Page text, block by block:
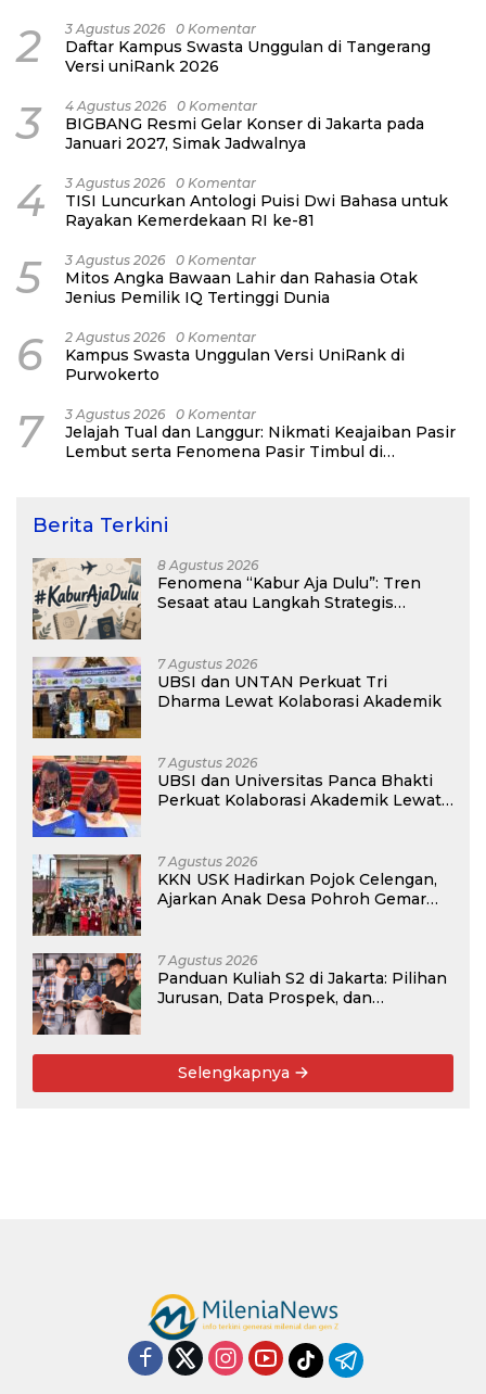
2 3 Agustus 2026 0 Komentar
Daftar Kampus Swasta Unggulan di Tangerang
Versi uniRank 2026
3 4 Agustus 2026 0 Komentar
BIGBANG Resmi Gelar Konser di Jakarta pada
Januari 2027, Simak Jadwalnya
4 3 Agustus 2026 0 Komentar
TISI Luncurkan Antologi Puisi Dwi Bahasa untuk
Rayakan Kemerdekaan RI ke-81
5 3 Agustus 2026 0 Komentar
Mitos Angka Bawaan Lahir dan Rahasia Otak
Jenius Pemilik IQ Tertinggi Dunia
6 2 Agustus 2026 0 Komentar
Kampus Swasta Unggulan Versi UniRank di
Purwokerto
7 3 Agustus 2026 0 Komentar
Jelajah Tual dan Langgur: Nikmati Keajaiban Pasir
Lembut serta Fenomena Pasir Timbul di
Berita Terkini
8 Agustus 2026
Fenomena “Kabur Aja Dulu”: Tren
Sesaat atau Langkah Strategis
7 Agustus 2026
UBSI dan UNTAN Perkuat Tri
Dharma Lewat Kolaborasi Akademik
7 Agustus 2026
UBSI dan Universitas Panca Bhakti
Perkuat Kolaborasi Akademik Lewat
7 Agustus 2026
KKN USK Hadirkan Pojok Celengan,
Ajarkan Anak Desa Pohroh Gemar
7 Agustus 2026
Panduan Kuliah S2 di Jakarta: Pilihan
Jurusan, Data Prospek, dan
Selengkapnya